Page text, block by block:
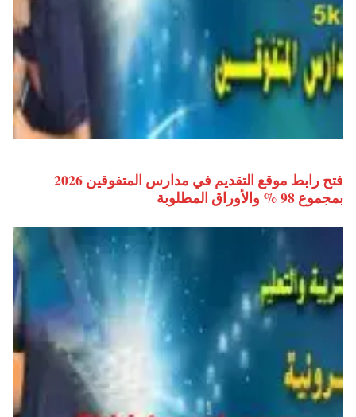
فتح رابط موقع التقديم في مدارس المتفوقين 2026
بمجموع 98 % والأوراق المطلوبة